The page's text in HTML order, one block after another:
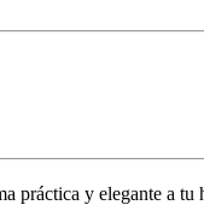
y elegante a